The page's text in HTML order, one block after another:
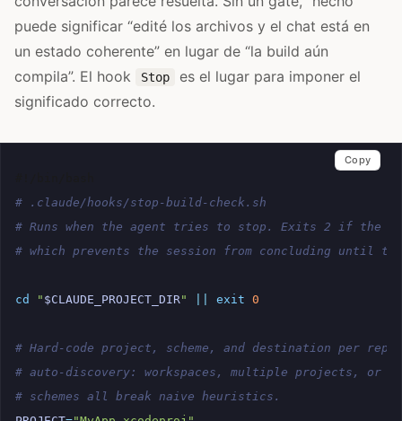
puede significar “edité los archivos y el chat está en
un estado coherente” en lugar de “la build aún
compila”. El hook
Stop
es el lugar para imponer el
significado correcto.
# .claude/hooks/stop-build-check.sh
# Runs when the agent tries to stop. Exits 2 if the
# which prevents the session from concluding until
cd " $CLAUDE_PROJECT_DIR " exit 0
# Hard-code project, scheme, and destination per
# auto-discovery: workspaces, multiple projects, or
# schemes all break naive heuristics.
Copy